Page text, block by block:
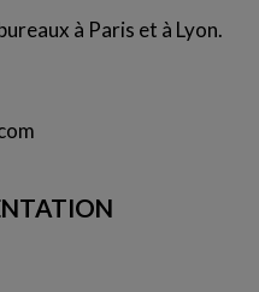
à Paris et à Lyon.